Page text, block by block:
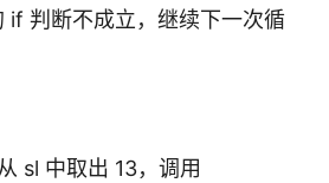
判断不成立，继续下一次循
sl 中取出 13，调用